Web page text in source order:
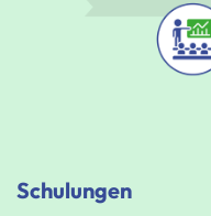
Schulungen